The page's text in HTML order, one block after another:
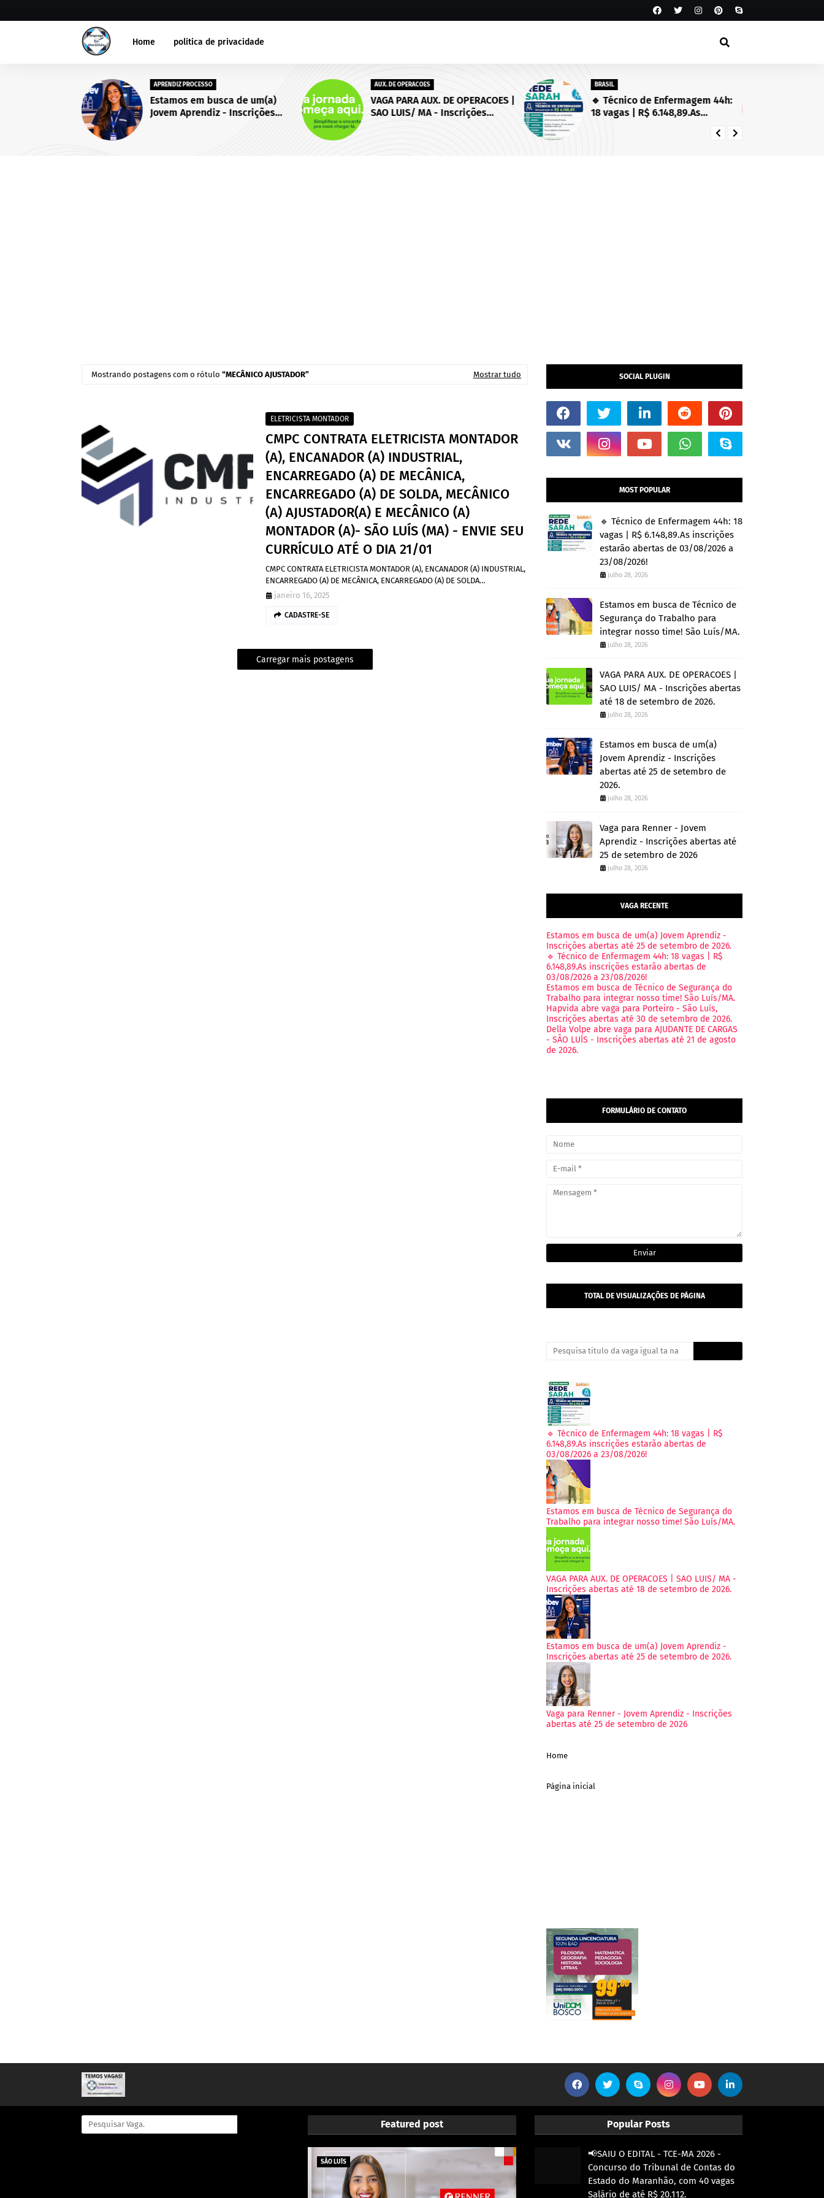
Home politica de privacidade
APRENDIZ PROCESSO
Estamos em busca de um(a)
Jovem Aprendiz - Inscrições
AUX. DE OPERACOES
VAGA PARA AUX. DE OPERACOES |
SAO LUIS/ MA - Inscrições
BRASIL
🔹 Técnico de Enfermagem 44h:
18 vagas | R$ 6.148,89.As
Mostrando postagens com o rótulo MECÂNICO AJUSTADOR Mostrar tudo
ELETRICISTA MONTADOR
CMPC CONTRATA ELETRICISTA MONTADOR
(A), ENCANADOR (A) INDUSTRIAL,
ENCARREGADO (A) DE MECÂNICA,
ENCARREGADO (A) DE SOLDA, MECÂNICO
(A) AJUSTADOR(A) E MECÂNICO (A)
MONTADOR (A)- SÃO LUÍS (MA) - ENVIE SEU
CURRÍCULO ATÉ O DIA 21/01
CMPC CONTRATA ELETRICISTA MONTADOR (A), ENCANADOR (A) INDUSTRIAL,
ENCARREGADO (A) DE MECÂNICA, ENCARREGADO (A) DE SOLDA…
janeiro 16, 2025
CADASTRE-SE
Carregar mais postagens
SOCIAL PLUGIN
MOST POPULAR
🔹 Técnico de Enfermagem 44h: 18
vagas | R$ 6.148,89.As inscrições
estarão abertas de 03/08/2026 a
23/08/2026!
julho 28, 2026
Estamos em busca de Técnico de
Segurança do Trabalho para
integrar nosso time! São Luís/MA.
julho 28, 2026
VAGA PARA AUX. DE OPERACOES |
SAO LUIS/ MA - Inscrições abertas
até 18 de setembro de 2026.
julho 28, 2026
Estamos em busca de um(a)
Jovem Aprendiz - Inscrições
abertas até 25 de setembro de
2026.
julho 28, 2026
Vaga para Renner - Jovem
Aprendiz - Inscrições abertas até
25 de setembro de 2026
julho 28, 2026
VAGA RECENTE
Estamos em busca de um(a) Jovem Aprendiz -
Inscrições abertas até 25 de setembro de 2026.
🔹 Técnico de Enfermagem 44h: 18 vagas | R$
6.148,89.As inscrições estarão abertas de
03/08/2026 a 23/08/2026!
Estamos em busca de Técnico de Segurança do
Trabalho para integrar nosso time! São Luís/MA.
Hapvida abre vaga para Porteiro - São Luís,
Inscrições abertas até 30 de setembro de 2026.
Della Volpe abre vaga para AJUDANTE DE CARGAS
- SÃO LUÍS - Inscrições abertas até 21 de agosto
de 2026.
FORMULÁRIO DE CONTATO
TOTAL DE VISUALIZAÇÕES DE PÁGINA
🔹 Técnico de Enfermagem 44h: 18 vagas | R$
6.148,89.As inscrições estarão abertas de
03/08/2026 a 23/08/2026!
Estamos em busca de Técnico de Segurança do
Trabalho para integrar nosso time! São Luís/MA.
VAGA PARA AUX. DE OPERACOES | SAO LUIS/ MA -
Inscrições abertas até 18 de setembro de 2026.
Estamos em busca de um(a) Jovem Aprendiz -
Inscrições abertas até 25 de setembro de 2026.
Vaga para Renner - Jovem Aprendiz - Inscrições
abertas até 25 de setembro de 2026
Home
Página inicial
Featured post
SÃO LUÍS
Popular Posts
📢SAIU O EDITAL - TCE-MA 2026 -
Concurso do Tribunal de Contas do
Estado do Maranhão, com 40 vagas
Salário de até R$ 20.112.